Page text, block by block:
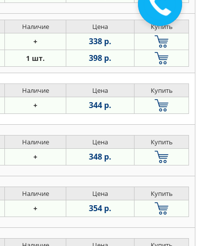
Наличие Цена Купить
+ 338 р.
1 шт. 398 р.
Наличие Цена Купить
+ 344 р.
Наличие Цена Купить
+ 348 р.
Наличие Цена Купить
+ 354 р.